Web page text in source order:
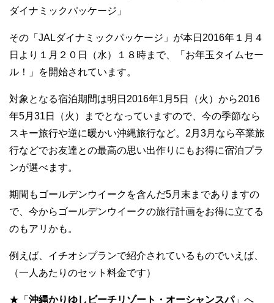
ダイナミックパッケージ」
その「JALダイナミックパッケージ」が本日2016年１月４
日より１月２０日（水）１８時まで、「お年玉タイムセー
ル！」を開始されています。
対象となる宿泊期間は明日2016年1月5日（火）から2016
年5月31日（火）までとなっていますので、今の季節なら
スキー旅行や逆に暖かい沖縄旅行など。2月3月なら卒業旅
行などでお友達との最高の思い出作りにもお得に宿泊プラ
ンが選べます。
期間もゴールデンウイークを含んだ5月末までありますの
で、今からゴールデンウイークの旅行計画をお得に立てる
のもアリかも。
例えば、イチオシプランで紹介されているものでいえば、
（一人あたりのセット料金です）
★「 沖縄かりゆしビーチリゾート・オーシャンスパ」へ